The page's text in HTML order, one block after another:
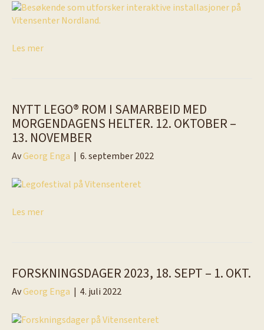
Les mer
NYTT LEGO® ROM I SAMARBEID MED
MORGENDAGENS HELTER. 12. OKTOBER –
13. NOVEMBER
AvGeorg Enga | 6. september 2022
Les mer
FORSKNINGSDAGER 2023, 18. SEPT – 1. OKT.
AvGeorg Enga | 4. juli 2022